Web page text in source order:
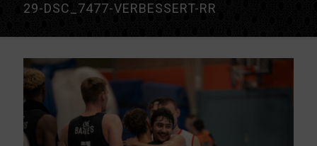
29-DSC_7477-VERBESSERT-RR